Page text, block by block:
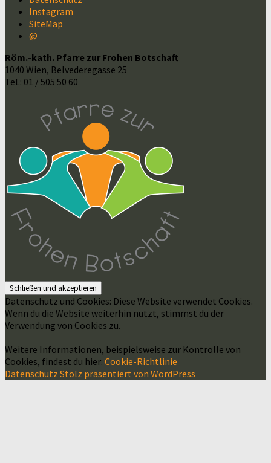
Instagram
SiteMap
@
Röm.-kath. Pfarre zur Frohen Botschaft
1040 Wien, Belvederegasse 25
Tel.: 01 / 505 50 60
Datenschutz und Cookies: Diese Website verwendet Cookies.
Wenn du die Website weiterhin nutzt, stimmst du der
Verwendung von Cookies zu.
Weitere Informationen, beispielsweise zur Kontrolle von
Cookies, findest du hier: Cookie-Richtlinie
Datenschutz Stolz präsentiert von WordPress